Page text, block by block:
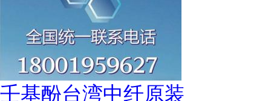
壬基酚台湾中纤原装